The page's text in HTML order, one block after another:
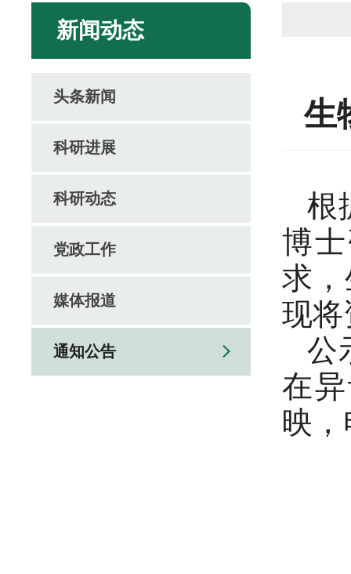
新闻动态
头条新闻
科研进展
科研动态
党政工作
媒体报道
通知公告
生
根
博
求
现将
公
在
映